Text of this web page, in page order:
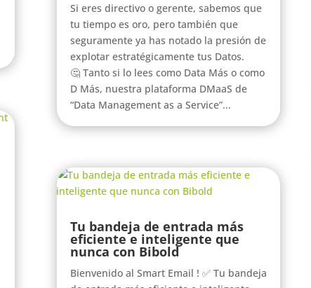
Si eres directivo o gerente, sabemos que
tu tiempo es oro, pero también que
seguramente ya has notado la presión de
explotar estratégicamente tus Datos.
🤔 Tanto si lo lees como Data Más o como
D Más, nuestra plataforma DMaaS de
“Data Management as a Service”...
Tu bandeja de entrada más
eficiente e inteligente que
nunca con Bibold
Bienvenido al Smart Email ! ✅ Tu bandeja